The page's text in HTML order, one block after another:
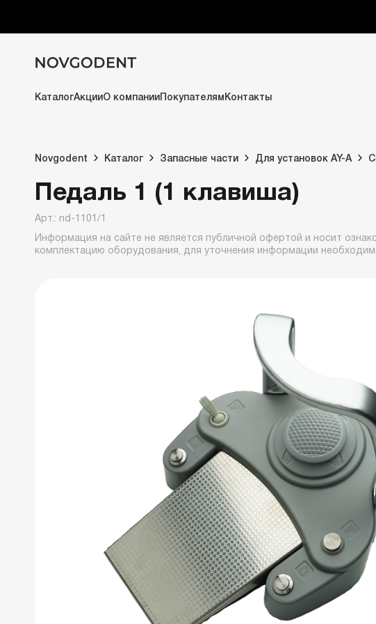
КаталогАкцииО компании Покупателям Контакты
Novgodent Каталог Запасные части Для установок AY-A
Педаль 1 (1 клавиша)
Арт.: nd-1101/1
Информация на сайте не является публичной офертой и носит
комплектацию оборудования, для уточнения информации